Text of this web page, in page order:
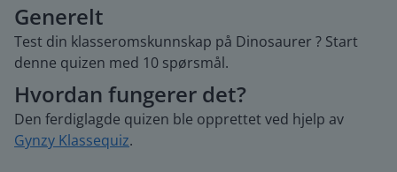
Generelt
Test din klasseromskunnskap på Dinosaurer ? Start
denne quizen med 10 spørsmål.
Hvordan fungerer det?
Den ferdiglagde quizen ble opprettet ved hjelp av
Gynzy Klassequiz.